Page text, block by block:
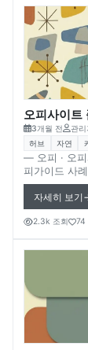
구조가 사용
영 전략은 공
않음을 전제로
오피사이트
3개월 전 관리
허브 자연
― 오피 · 오피
피가이드 사례) 초록
사용되는 **
오피스타
이트) 플랫폼
펴본다. 인터넷 플랫폼에서는 브랜드 인지도와 검색 접근성을 고려
밍 전략이나
일부 내용은
자세히 보기
2.3k 조회 74